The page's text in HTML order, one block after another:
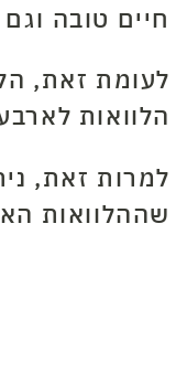
חיים טובה
לעומת זאת,
הלוואות
למרות זאת,
שההלוואות